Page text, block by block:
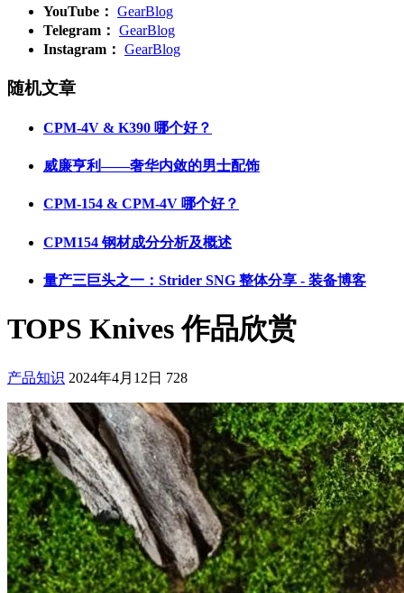
YouTube： GearBlog
Telegram： GearBlog
Instagram： GearBlog
随机文章
CPM-4V & K390 哪个好？
威廉亨利——奢华内敛的男士配饰
CPM-154 & CPM-4V 哪个好？
CPM154 钢材成分分析及概述
量产三巨头之一：Strider SNG 整体分享 - 装备博客
TOPS Knives 作品欣赏
产品知识 2024年4月12日 728